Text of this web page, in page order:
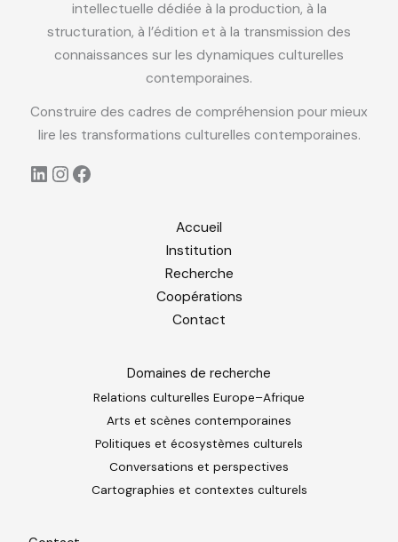
intellectuelle dédiée à la production, à la
structuration, à l’édition et à la transmission des
connaissances sur les dynamiques culturelles
contemporaines.
Construire des cadres de compréhension pour mieux
lire les transformations culturelles contemporaines.
LinkedIn
Instagram
Facebook
Accueil
Institution
Recherche
Coopérations
Contact
Domaines de recherche
Relations culturelles Europe–Afrique
Arts et scènes contemporaines
Politiques et écosystèmes culturels
Conversations et perspectives
Cartographies et contextes culturels